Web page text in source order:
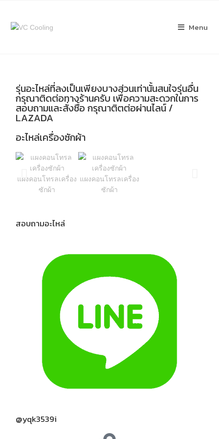
Menu
รุ่นอะไหล่ที่ลงเป็นเพียงบางส่วนเท่านั้นสนใจรุ่นอื่น
กรุณาติดต่อทางร้านครับ เพื่อความสะดวกในการ
สอบถามและสั่งซื้อ กรุณาติตต่อผ่านไลน์ /
LAZADA
อะไหล่เครื่องซักผ้า
แผงคอนโทรลเครื่อง
ซักผ้า
แผงคอนโทรลเครื่อง
ซักผ้า
สอบถามอะไหล่
@yqk3539i